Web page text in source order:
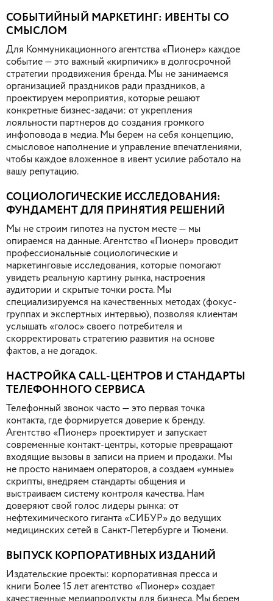
СОБЫТИЙНЫЙ МАРКЕТИНГ: ИВЕНТЫ СО
СМЫСЛОМ
Для Коммуникационного агентства «Пионер» каждое
событие — это важный «кирпичик» в долгосрочной
стратегии продвижения бренда. Мы не занимаемся
организацией праздников ради праздников, а
проектируем мероприятия, которые решают
конкретные бизнес-задачи: от укрепления
лояльности партнеров до создания громкого
инфоповода в медиа. Мы берем на себя концепцию,
смысловое наполнение и управление впечатлениями,
чтобы каждое вложенное в ивент усилие работало на
вашу репутацию.
СОЦИОЛОГИЧЕСКИЕ ИССЛЕДОВАНИЯ:
ФУНДАМЕНТ ДЛЯ ПРИНЯТИЯ РЕШЕНИЙ
Мы не строим гипотез на пустом месте — мы
опираемся на данные. Агентство «Пионер» проводит
профессиональные социологические и
маркетинговые исследования, которые помогают
увидеть реальную картину рынка, настроения
аудитории и скрытые точки роста. Мы
специализируемся на качественных методах (фокус-
группах и экспертных интервью), позволяя клиентам
услышать «голос» своего потребителя и
скорректировать стратегию развития на основе
фактов, а не догадок.
НАСТРОЙКА CALL-ЦЕНТРОВ И СТАНДАРТЫ
ТЕЛЕФОННОГО СЕРВИСА
Телефонный звонок часто — это первая точка
контакта, где формируется доверие к бренду.
Агентство «Пионер» проектирует и запускает
современные контакт-центры, которые превращают
входящие вызовы в записи на прием и продажи. Мы
не просто нанимаем операторов, а создаем «умные»
скрипты, внедряем стандарты общения и
выстраиваем систему контроля качества. Нам
доверяют свой голос лидеры рынка: от
нефтехимического гиганта «СИБУР» до ведущих
медицинских сетей в Санкт-Петербурге и Тюмени.
ВЫПУСК КОРПОРАТИВНЫХ ИЗДАНИЙ
Издательские проекты: корпоративная пресса и
книги Более 15 лет агентство «Пионер» создает